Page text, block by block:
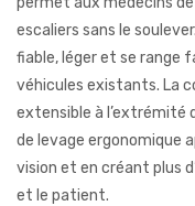
escaliers sans le
fiable, léger et se range
véhicules existants. La
extensible à l’extrémité
de levage ergonomique
vision et en créant plus
et le patient.